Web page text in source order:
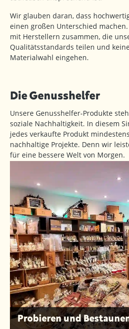
Wir glauben daran, dass
einen großen Unterschied
mit Herstellern zusammen, die
Qualitätsstandards teilen und
Materialwahl eingehen.
Die Genusshelfer
Unsere Genusshelfer-Produkte
soziale Nachhaltigkeit. In diesem
jedes verkaufte Produkt
nachhaltige Projekte. Denn wir
für eine bessere Welt von Morgen.
Probieren und